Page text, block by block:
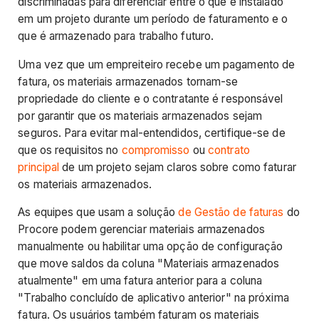
em um projeto durante um período de faturamento e o
que é armazenado para trabalho futuro.
Uma vez que um empreiteiro recebe um pagamento de
fatura, os materiais armazenados tornam-se
propriedade do cliente e o contratante é responsável
por garantir que os materiais armazenados sejam
seguros. Para evitar mal-entendidos, certifique-se de
que os requisitos no compromisso oucontrato
principal de um projeto sejam claros sobre como faturar
os materiais armazenados.
As equipes que usam a soluçãode Gestão de faturas do
Procore podem gerenciar materiais armazenados
manualmente ou habilitar uma opção de configuração
que move saldos da coluna "Materiais armazenados
atualmente" em uma fatura anterior para a coluna
"Trabalho concluído de aplicativo anterior" na próxima
fatura. Os usuários também faturam os materiais